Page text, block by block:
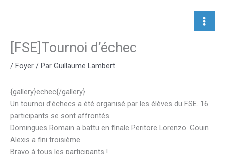
[FSE]Tournoi d’échec
/ Foyer / Par Guillaume Lambert
{gallery}echec{/gallery}
Un tournoi d’échecs a été organisé par les élèves du FSE. 16
participants se sont affrontés .
Domingues Romain a battu en finale Peritore Lorenzo. Gouin
Alexis a fini troisième.
Bravo à tous les participants !